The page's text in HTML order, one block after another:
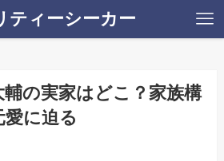
ティーシーカー
輔の実家はどこ？家族構
愛に迫る